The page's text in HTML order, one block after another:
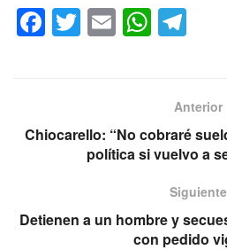
F
a
b
k
T
wi
E
m
W
h
A
p
gr
a
m
Anterior
Chiocarello: “No cobraré
política si vuelvo a
Siguiente
Detienen a un hombre y
con pedido